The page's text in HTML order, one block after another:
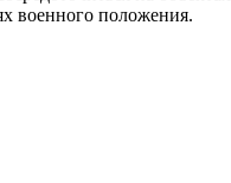
военного положения.